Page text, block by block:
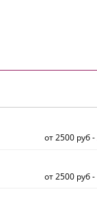
от 2500 руб -
от 2500 руб -